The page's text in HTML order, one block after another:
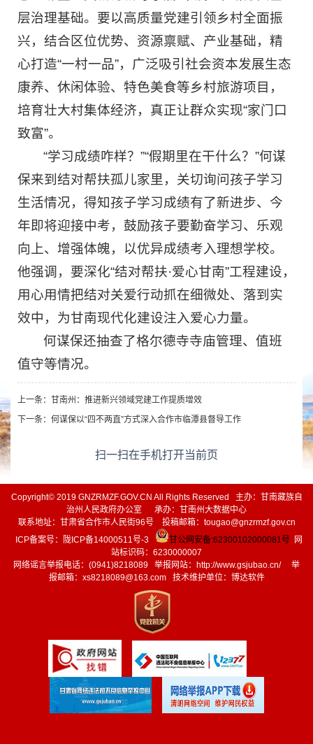
层治理基础。要以高质量党建引领乡村全面振
兴，结合区位优势、资源禀赋、产业基础，精
心打造“一村一品”，广泛吸引社会资本发展生态
康养、休闲体验、特色美食等乡村旅游项目，
培育壮大村集体经济，真正让群众实现“家门口
致富”。
“学习成绩咋样？”“假期里在干什么？”何谋
保来到结对帮扶孤儿家里，关切询问孩子学习
生活情况，得知孩子学习成绩有了新进步、今
年即将迎接中考，鼓励孩子要勤奋学习、乐观
向上、增强体魄，以优异成绩考入理想学校。
他强调，要深化“结对帮扶·爱心甘南”工程建设，
用心用情把结对关爱行动抓在细微处、落到实
效中，为甘南现代化建设注入爱心力量。
何谋保还抽查了格尔德寺寺庙管理、值班
值守等情况。
上一条： 甘南州：推进新兴领域党建工作提质增效
下一条： 何谋保以“四不两直”方式深入合作市临潭县督导工作
扫一扫在手机打开当前页
Copyright© 2019 GNZRMZF.GOV.CN All Rights Reserved 主办：甘南藏族自
治州人民政府办公室 承办：甘南州大数据中心
联系地址：甘肃省合作市人民街96号 投稿邮箱：tougao@gnzrmzf.gov.cn
ICP备案号：
陇ICP备14000511号-3 甘公网安备:62300102000081号网
站标识码：6230000007
网络谣言举报电话：(0941)8218089 举报网站： http://www.gsjubao.cn/举
报邮箱：xs8218089@163.com 技术维护单位：博达软件